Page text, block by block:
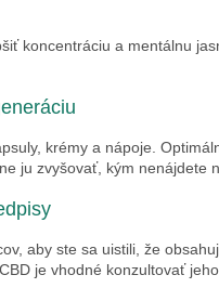
koncentráciu a mentálnu
krémy a nápoje.
ju zvyšovať, kým nenájdete
aby ste sa uistili, že
je vhodné konzultovať